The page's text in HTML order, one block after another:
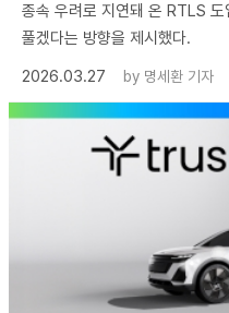
종속 우려로 지연돼 온 RTLS
풀겠다는 방향을 제시했다.
2026.03.27
by 명세환 기자